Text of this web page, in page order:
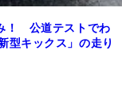
！ 公道テストでわ
型キックス」の走り